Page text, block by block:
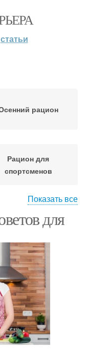
статьи
рацион
Рацион для
спортсменов
рационе
Показать все
для